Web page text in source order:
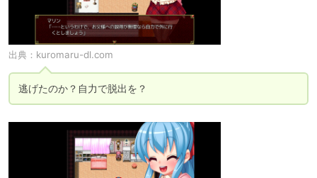
出典： kuromaru-dl.com
逃げたのか？自力で脱出を？